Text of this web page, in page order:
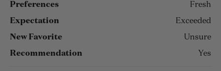
Preferences Fresh
Expectation Exceeded
New Favorite Unsure
Recommendation Yes